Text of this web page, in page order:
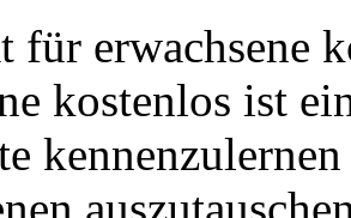
für erwachsene
kostenlos ist